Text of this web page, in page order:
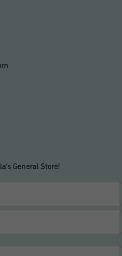
General Store!